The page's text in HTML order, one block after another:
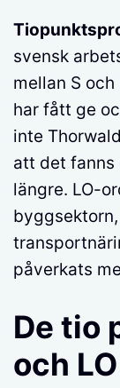
svensk
mellan S
har fått ge
inte
att det fanns
längre. LO-
påverkats
De tio
och LO